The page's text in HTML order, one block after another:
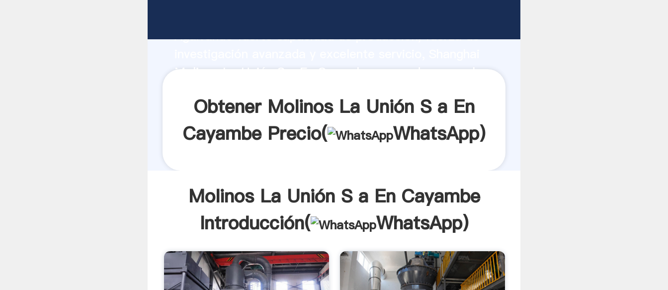
Agarrando fuerte capacidad de producción, fuerza de
Molinos La Unión S a En Cayambe proveedor crea el
Obtener Molinos La Unión S a En
Cayambe Precio(
WhatsApp)
Molinos La Unión S a En Cayambe
Introducción(
WhatsApp)